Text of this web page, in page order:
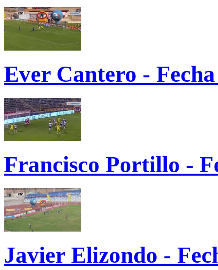
Ever Cantero -
Francisco Portillo -
Javier Elizondo -